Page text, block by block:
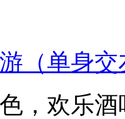
（单身
，欢乐